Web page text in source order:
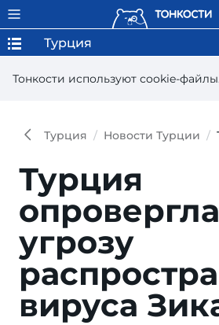
Тонкости используют сookie-файлы.
Турция
Турция Новости Турции
Турция
опровергла
угрозу
вируса